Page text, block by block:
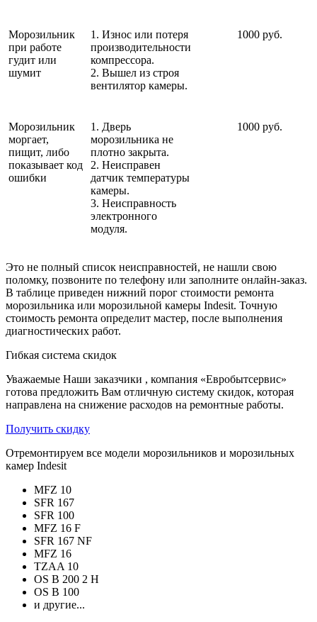
Морозильник
при работе
гудит или
шумит
1. Износ или потеря
производительности
компрессора.
2. Вышел из строя
вентилятор камеры.
1000 руб.
Морозильник
моргает,
пищит, либо
показывает код
ошибки
1. Дверь
морозильника не
плотно закрыта.
2. Неисправен
датчик температуры
камеры.
3. Неисправность
электронного
модуля.
1000 руб.
Это не полный список неисправностей, не нашли свою
поломку, позвоните по телефону или заполните онлайн-заказ.
В таблице приведен нижний порог стоимости ремонта
морозильника или морозильной камеры Indesit. Точную
стоимость ремонта определит мастер, после выполнения
диагностических работ.
Гибкая система скидок
Уважаемые Наши заказчики , компания «Евробытсервис»
готова предложить Вам отличную систему скидок, которая
направлена на снижение расходов на ремонтные работы.
Получить скидку
Отремонтируем все модели морозильников и морозильных
камер Indesit
MFZ 10
SFR 167
SFR 100
MFZ 16 F
SFR 167 NF
MFZ 16
TZAA 10
OS B 200 2 H
OS B 100
и другие...